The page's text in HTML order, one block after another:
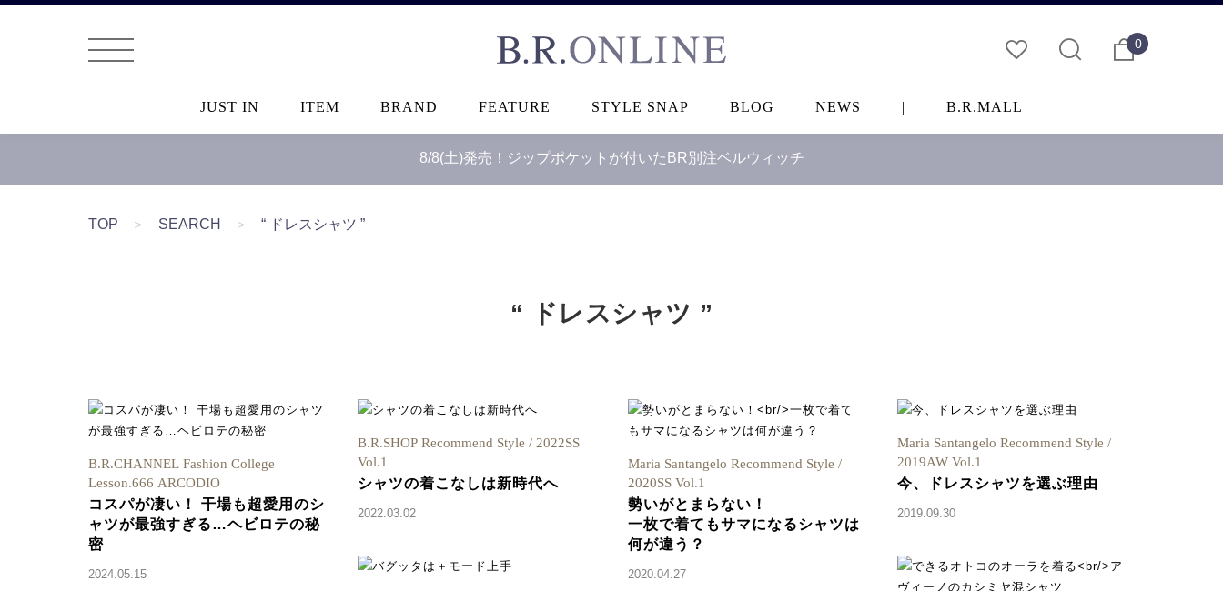
0
JUST IN ITEM BRAND FEATURE STYLE SNAP BLOG NEWS | B.R.MALL
8/8(土)発売！ジップポケットが付いたBR別注ベルウィッチ
TOP ＞ SEARCH ＞ “ ドレスシャツ ”
“ ドレスシャツ ”
B.R.CHANNEL Fashion College
Lesson.666 ARCODIO
コスパが凄い！ 干場も超愛用のシ
ャツが最強すぎる…ヘビロテの秘
密
2024.05.15
B.R.SHOP Recommend Style / 2022SS
Vol.1
シャツの着こなしは新時代へ
2022.03.02
Maria Santangelo Recommend Style /
2020SS Vol.1
勢いがとまらない！
一枚で着てもサマになるシャツは
何が違う？
2020.04.27
Maria Santangelo Recommend Style /
2019AW Vol.1
今、ドレスシャツを選ぶ理由
2019.09.30